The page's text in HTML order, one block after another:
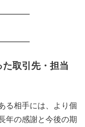
取引先・担当
る相手には、より個
年の感謝と今後の期